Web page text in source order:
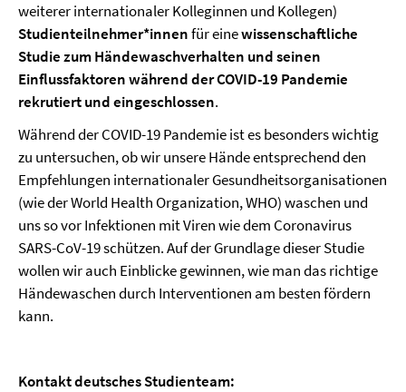
weiterer internationaler Kolleginnen und Kollegen)
Studienteilnehmer*innenfür einewissenschaftliche
Studie zum Händewaschverhalten und seinen
Einflussfaktoren während der COVID-19 Pandemie
rekrutiert und eingeschlossen.
Während der COVID-19 Pandemie ist es besonders wichtig
zu untersuchen, ob wir unsere Hände entsprechend den
Empfehlungen internationaler Gesundheitsorganisationen
(wie der World Health Organization, WHO) waschen und
uns so vor Infektionen mit Viren wie dem Coronavirus
SARS-CoV-19 schützen. Auf der Grundlage dieser Studie
wollen wir auch Einblicke gewinnen, wie man das richtige
Händewaschen durch Interventionen am besten fördern
kann.
Kontakt deutsches Studienteam: